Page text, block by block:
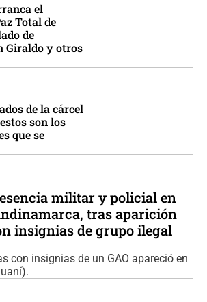
el
Total de
de
Giraldo y otros
de la cárcel
son los
que se
militar y policial en
tras aparición
insignias de grupo ilegal
con insignias de un GAO apareció en